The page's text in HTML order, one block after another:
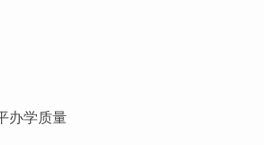
办学质量